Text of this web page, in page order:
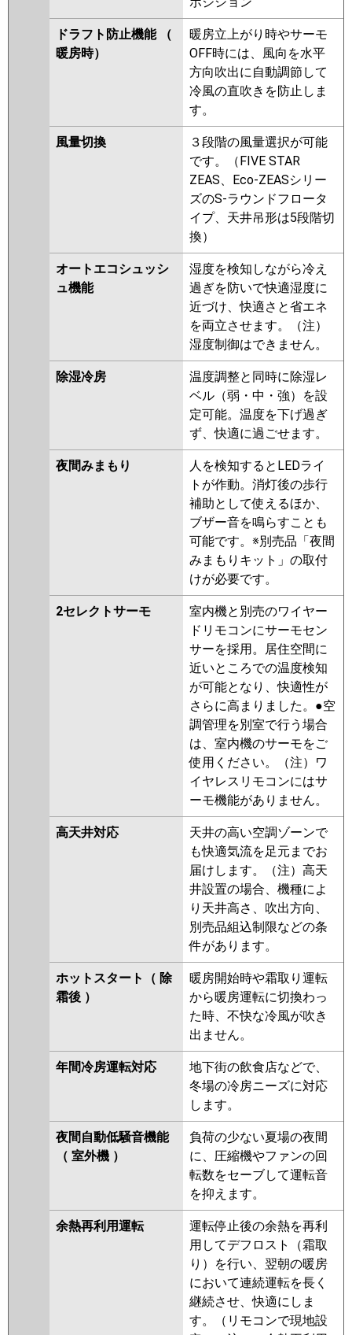
ドラフト防止機能 （
暖房時）
暖房立上がり時やサーモ
OFF時には、風向を水平
方向吹出に自動調節して
冷風の直吹きを防止しま
す。
風量切換
３段階の風量選択が可能
です。（FIVE STAR
ZEAS、Eco-ZEASシリー
ズのS-ラウンドフロータ
イプ、天井吊形は5段階切
換）
オートエコシュッシ
ュ機能
湿度を検知しながら冷え
過ぎを防いで快適湿度に
近づけ、快適さと省エネ
を両立させます。（注）
湿度制御はできません。
除湿冷房
温度調整と同時に除湿レ
ベル（弱・中・強）を設
定可能。温度を下げ過ぎ
ず、快適に過ごせます。
夜間みまもり
人を検知するとLEDライ
トが作動。消灯後の歩行
補助として使えるほか、
ブザー音を鳴らすことも
可能です。※別売品「夜間
みまもりキット」の取付
けが必要です。
2セレクトサーモ
室内機と別売のワイヤー
ドリモコンにサーモセン
サーを採用。居住空間に
近いところでの温度検知
が可能となり、快適性が
さらに高まりました。●空
調管理を別室で行う場合
は、室内機のサーモをご
使用ください。（注）ワ
イヤレスリモコンにはサ
ーモ機能がありません。
高天井対応
天井の高い空調ゾーンで
も快適気流を足元までお
届けします。（注）高天
井設置の場合、機種によ
り天井高さ、吹出方向、
別売品組込制限などの条
件があります。
ホットスタート（ 除
霜後 ）
暖房開始時や霜取り運転
から暖房運転に切換わっ
た時、不快な冷風が吹き
出ません。
年間冷房運転対応
地下街の飲食店などで、
冬場の冷房ニーズに対応
します。
夜間自動低騒音機能
（ 室外機 ）
負荷の少ない夏場の夜間
に、圧縮機やファンの回
転数をセーブして運転音
を抑えます。
余熱再利用運転
運転停止後の余熱を再利
用してデフロスト（霜取
り）を行い、翌朝の暖房
において連続運転を長く
継続させ、快適にしま
す。（リモコンで現地設